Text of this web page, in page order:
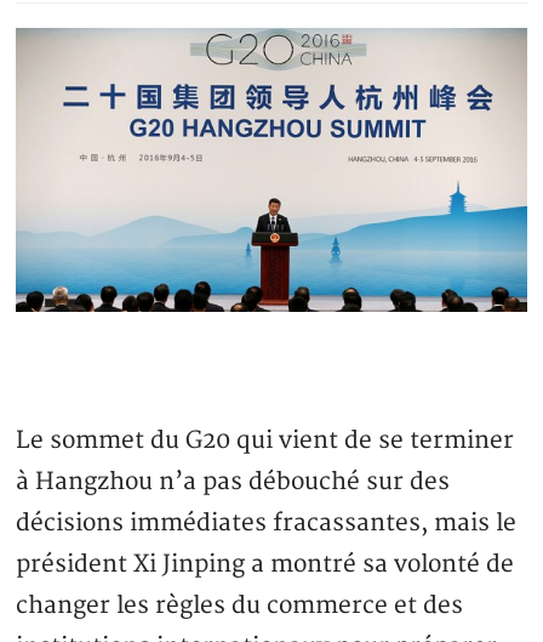
Le sommet du G20 qui vient de se terminer
à Hangzhou n’a pas débouché sur des
décisions immédiates fracassantes, mais le
président Xi Jinping a montré sa volonté de
changer les règles du commerce et des